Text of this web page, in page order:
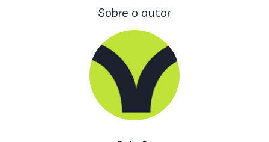
Sobre o autor